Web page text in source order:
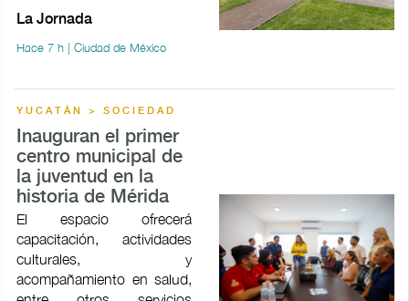
La Jornada
Hace 7 h | Ciudad de México
YUCATÁN > SOCIEDAD
Inauguran el primer
centro municipal de
la juventud en la
historia de Mérida
El espacio ofrecerá
capacitación, actividades
culturales, y
acompañamiento en salud,